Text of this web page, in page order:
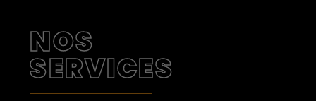
NOS
SERVICES